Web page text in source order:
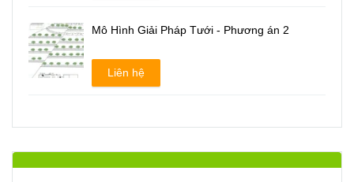
Mô Hình Giải Pháp Tưới - Phương án 2
Liên hệ